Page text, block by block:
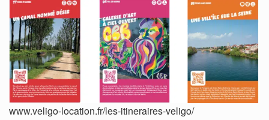
www.veligo-location.fr/les-itineraires-veligo/